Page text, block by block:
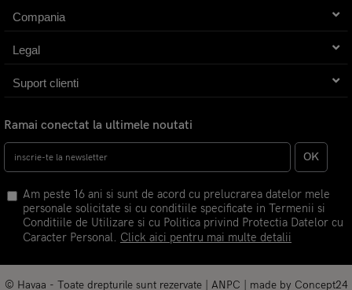
Compania
Legal
Suport clienti
Ramai conectat la ultimele noutati
OK
Am peste 16 ani si sunt de acord cu prelucrarea datelor mele
personale solicitate si cu conditiile specificate in Termenii si
Conditiile de Utilizare si cu Politica privind Protectia Datelor cu
Caracter Personal. Click aici pentru mai multe detalii
© Havaa - Toate drepturile sunt rezervate | ANPC | made by Concept24